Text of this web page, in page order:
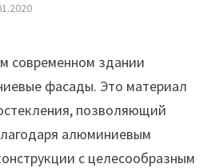
современном здании
фасады. Это материал
позволяющий
алюминиевым
с целесообразным